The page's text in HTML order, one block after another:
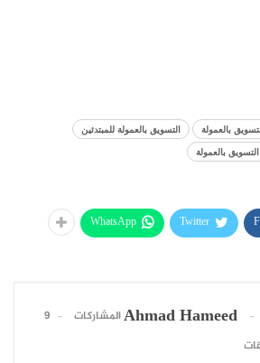
بالعمولة
التسويق بالعمولة للمبتدئين
بالعمولة
Twitter
WhatsApp
Ahmad Hameed
9